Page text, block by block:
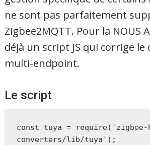
ne sont pas parfaitement
Zigbee2MQTT. Pour la NOUS
déjà un script JS qui corrige
multi-endpoint.
Le script
const tuya = require('zigbee-
converters/lib/tuya');